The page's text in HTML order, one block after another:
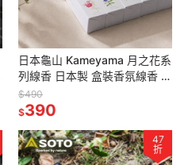
日本龜山 Kameyama 月之花系
列線香 日本製 盒裝香氛線香 居
家薰香 多款香味任選 月の花
$490
$390
47
折